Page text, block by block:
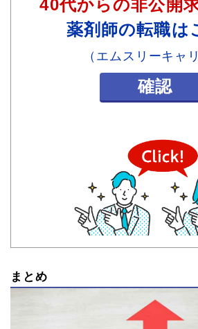
40代からの非公開
薬剤師の転職は
（エムスリーキャ
確認
まとめ